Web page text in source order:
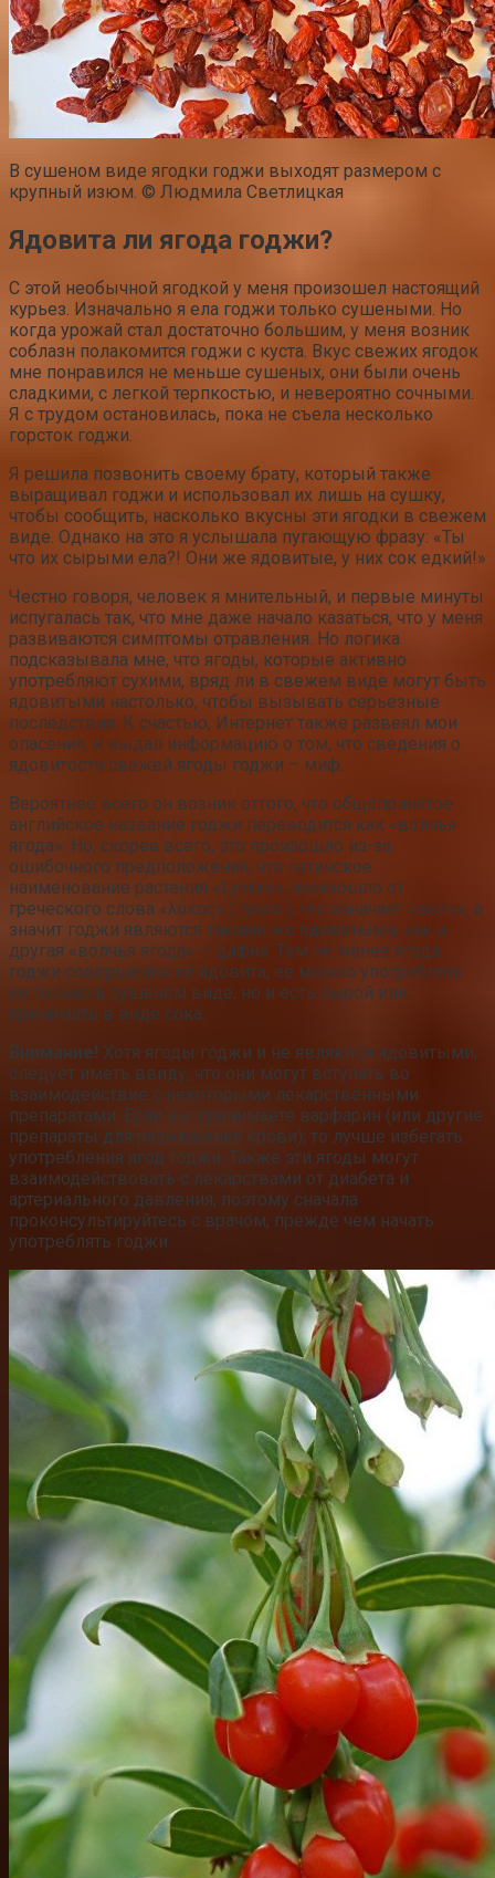
В сушеном виде ягодки годжи выходят размером с
крупный изюм. © Людмила Светлицкая
Ядовита ли ягода годжи?
С этой необычной ягодкой у меня произошел настоящий
курьез. Изначально я ела годжи только сушеными. Но
когда урожай стал достаточно большим, у меня возник
соблазн полакомится годжи с куста. Вкус свежих ягодок
мне понравился не меньше сушеных, они были очень
сладкими, с легкой терпкостью, и невероятно сочными.
Я с трудом остановилась, пока не съела несколько
горсток годжи.
Я решила позвонить своему брату, который также
выращивал годжи и использовал их лишь на сушку,
чтобы сообщить, насколько вкусны эти ягодки в свежем
виде. Однако на это я услышала пугающую фразу: «Ты
что их сырыми ела?! Они же ядовитые, у них сок едкий!»
Честно говоря, человек я мнительный, и первые минуты
испугалась так, что мне даже начало казаться, что у меня
развиваются симптомы отравления. Но логика
подсказывала мне, что ягоды, которые активно
употребляют сухими, вряд ли в свежем виде могут быть
ядовитыми настолько, чтобы вызывать серьезные
последствия. К счастью, Интернет также развеял мои
опасения, и выдал информацию о том, что сведения о
ядовитости свежей ягоды годжи – миф.
Вероятнее всего он возник оттого, что общепринятое
английское название годжи переводится как «волчья
ягода». Но, скорее всего, это произошло из-за
ошибочного предположения, что латинское
наименование растения «Lycium» произошло от
греческого слова «λύκος» ( lycos ), что означает «волк», а
значит годжи являются такими же ядовитыми, как и
другая «волчья ягода» — дафна. Тем не менее ягода
годжи совершенно не ядовита, ее можно употреблять
не только в сушеном виде, но и есть сырой или
принимать в виде сока.
Внимание! Хотя ягоды годжи и не являются ядовитыми,
следует иметь ввиду, что они могут вступать во
взаимодействие с некоторыми лекарственными
препаратами. Если вы принимаете варфарин (или другие
препараты для разжижения крови), то лучше избегать
употребления ягод годжи. Также эти ягоды могут
взаимодействовать с лекарствами от диабета и
артериального давления, поэтому сначала
проконсультируйтесь с врачом, прежде чем начать
употреблять годжи.